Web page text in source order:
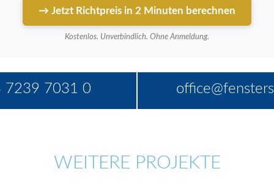
→ Jetzt Richtpreis in 2 Minuten berechnen
Kostenlos. Unverbindlich. Ohne Anmeldung.
7239 7031 0
WEITERE PROJEKTE